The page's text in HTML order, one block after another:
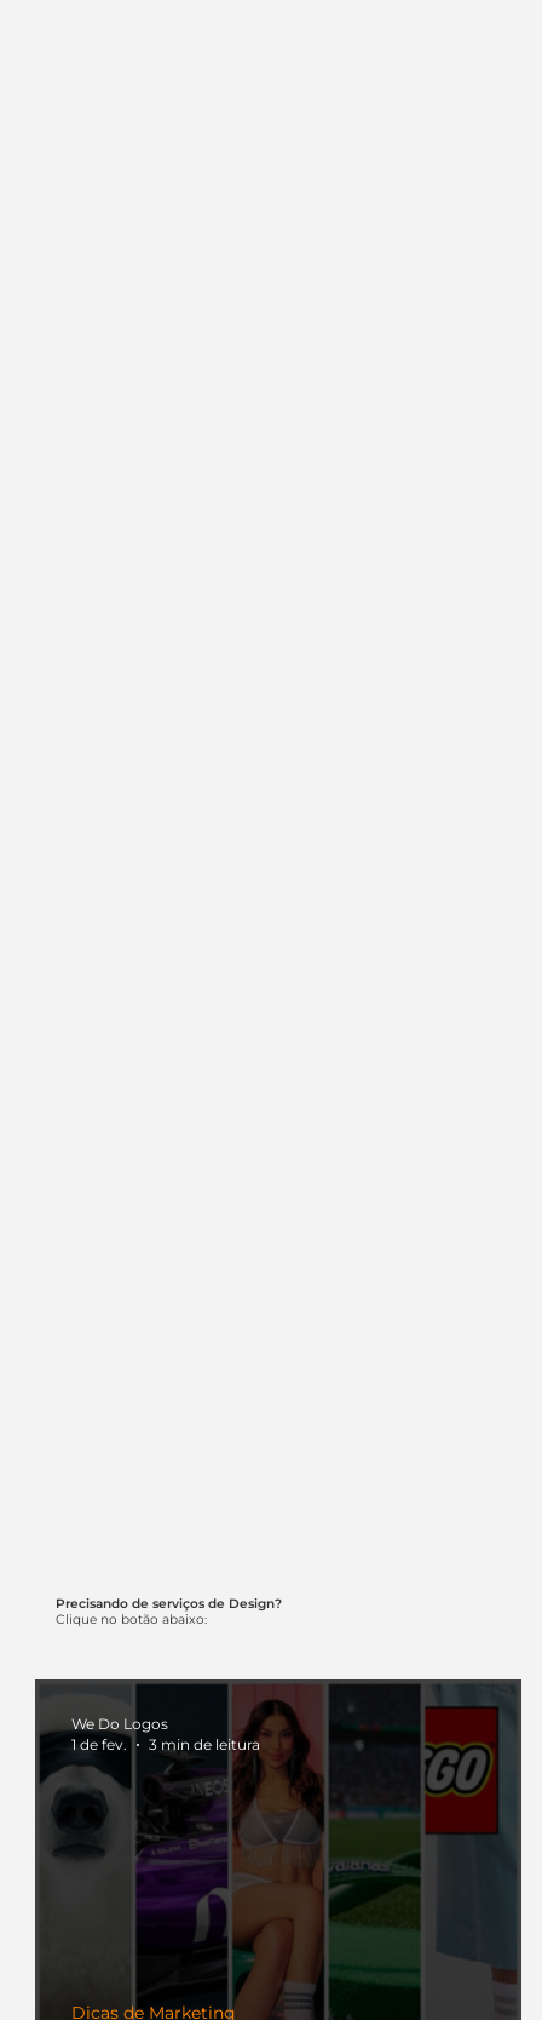
Precisando de serviços de Design?
Clique no botão abaixo:
Dicas de Marketing
We Do Logos
1 de fev.
3 min de leitura